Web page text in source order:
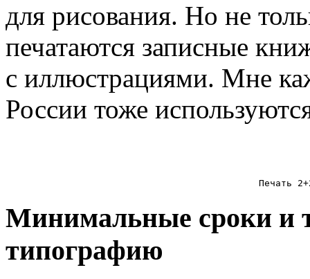
для рисования. Но не
печатаются записные
с иллюстрациями. Мне
России тоже
Печать
Минимальные сроки и
типографию